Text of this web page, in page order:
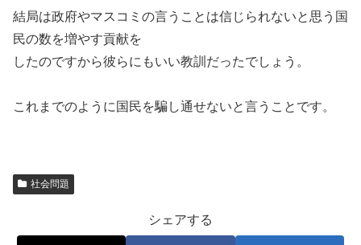
結局は政府やマスコミの言うことは信じられないと思う国
民の数を増やす貢献を
したのですから彼らにもいい教訓だったでしょう。
これまでのように国民を騙し通せないと言うことです。
社会問題
シェアする